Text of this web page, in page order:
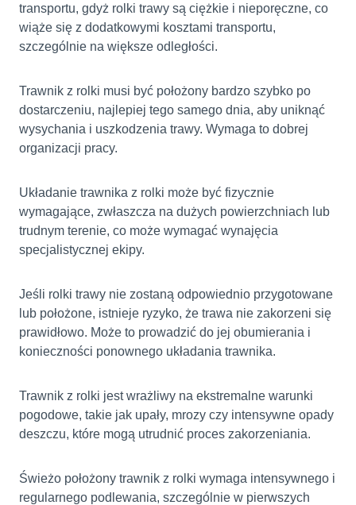
transportu, gdyż rolki trawy są ciężkie i nieporęczne, co
wiąże się z dodatkowymi kosztami transportu,
szczególnie na większe odległości.
Trawnik z rolki musi być położony bardzo szybko po
dostarczeniu, najlepiej tego samego dnia, aby uniknąć
wysychania i uszkodzenia trawy. Wymaga to dobrej
organizacji pracy.
Układanie trawnika z rolki może być fizycznie
wymagające, zwłaszcza na dużych powierzchniach lub
trudnym terenie, co może wymagać wynajęcia
specjalistycznej ekipy.
Jeśli rolki trawy nie zostaną odpowiednio przygotowane
lub położone, istnieje ryzyko, że trawa nie zakorzeni się
prawidłowo. Może to prowadzić do jej obumierania i
konieczności ponownego układania trawnika.
Trawnik z rolki jest wrażliwy na ekstremalne warunki
pogodowe, takie jak upały, mrozy czy intensywne opady
deszczu, które mogą utrudnić proces zakorzeniania.
Świeżo położony trawnik z rolki wymaga intensywnego i
regularnego podlewania, szczególnie w pierwszych